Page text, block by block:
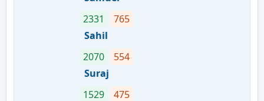
2331
765
Sahil
2070
554
Suraj
1529
475